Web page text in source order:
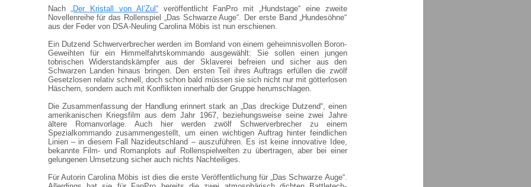
Nach„Der Kristall von Al’Zul“veröffentlicht FanPro mit „Hundstage“ eine zweite
Novellenreihe für das Rollenspiel „Das Schwarze Auge“. Der erste Band „Hundesöhne“
aus der Feder von DSA-Neuling Carolina Möbis ist nun erschienen.
Ein Dutzend Schwerverbrecher werden im Bornland von einem geheimnisvollen Boron-
Geweihten für ein Himmelfahrtskommando ausgewählt: Sie sollen einen jungen
tobrischen Widerstandskämpfer aus der Sklaverei befreien und sicher aus den
Schwarzen Landen hinaus bringen. Den ersten Teil ihres Auftrags erfüllen die zwölf
Gesetzlosen relativ schnell, doch schon bald müssen sie sich nicht nur mit götterlosen
Häschern, sondern auch mit Konflikten innerhalb der Gruppe herumschlagen.
Die Zusammenfassung der Handlung erinnert stark an „Das dreckige Dutzend“, einen
amerikanischen Kriegsfilm aus dem Jahr 1967, beziehungsweise seine zwei Jahre
ältere Romanvorlage. Auch hier werden zwölf Schwerverbrecher zu einem
Spezialkommando zusammengestellt, um einen wichtigen Auftrag hinter feindlichen
Linien – in diesem Fall Nazideutschland – auszuführen. Es ist keine innovative Idee,
bekannte Film- und Romanplots auf Rollenspielwelten zu übertragen, aber bei einer
gelungenen Umsetzung sicher auch nichts Nachteiliges.
Für Autorin Carolina Möbis ist dies die erste Veröffentlichung für „Das Schwarze Auge“.